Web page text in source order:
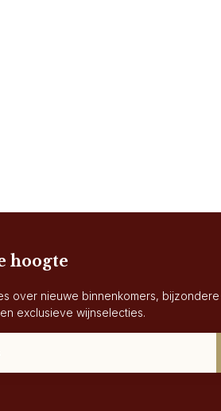
hoogte
over nieuwe binnenkomers,
exclusieve wijnselecties.